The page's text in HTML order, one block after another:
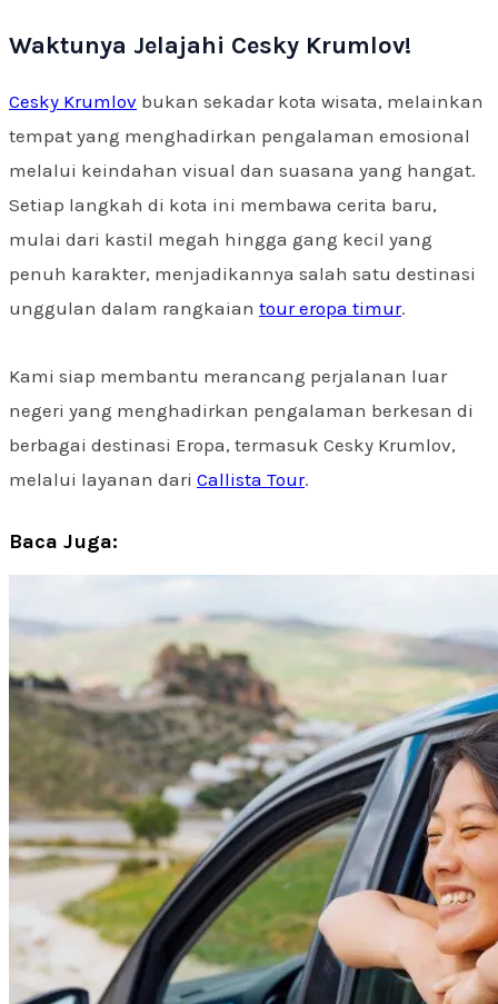
Waktunya Jelajahi Cesky Krumlov!
Cesky Krumlov bukan sekadar kota wisata, melainkan
tempat yang menghadirkan pengalaman emosional
melalui keindahan visual dan suasana yang hangat.
Setiap langkah di kota ini membawa cerita baru,
mulai dari kastil megah hingga gang kecil yang
penuh karakter, menjadikannya salah satu destinasi
unggulan dalam rangkaian tour eropa timur.
Kami siap membantu merancang perjalanan luar
negeri yang menghadirkan pengalaman berkesan di
berbagai destinasi Eropa, termasuk Cesky Krumlov,
melalui layanan dari Callista Tour.
Baca Juga: